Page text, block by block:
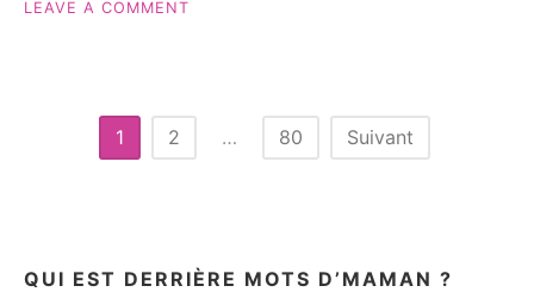
LEAVE A COMMENT
Pagination
1 2 … 80 Suivant
QUI EST DERRIÈRE MOTS D’MAMAN ?